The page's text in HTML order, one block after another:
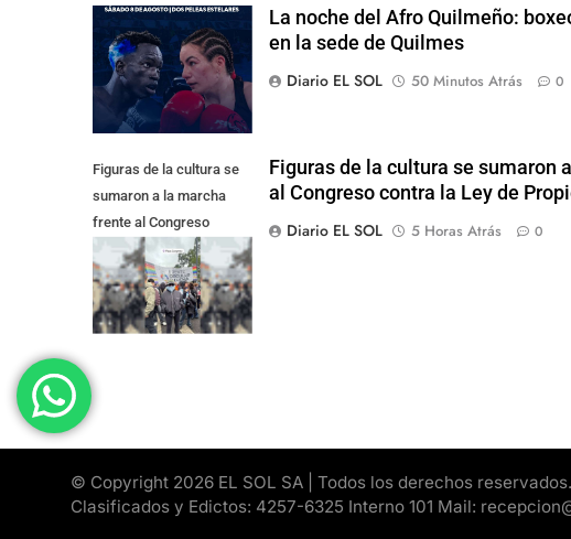
La noche del Afro Quilmeño:
en la sede de Quilmes
Diario EL SOL
50 Minutos Atrás 0
Figuras de la cultura se
sumaron a la marcha
frente al Congreso
contra la Ley de
Propiedad Privada
Figuras de la cultura se sumaron
al Congreso contra la Ley de
Diario EL SOL
5 Horas Atrás 0
© Copyright 2026 EL SOL SA | Todos los derechos
Clasificados y Edictos: 4257-6325 Interno 101 Mail: